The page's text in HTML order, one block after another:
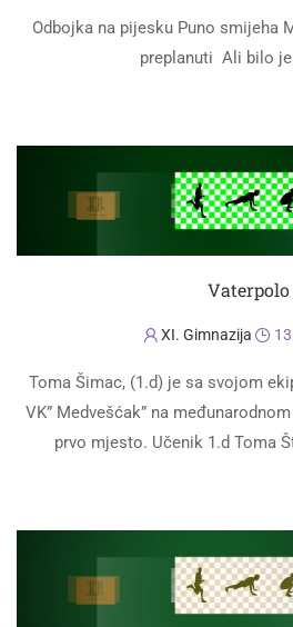
Odbojka na pijesku Puno smijeha
preplanuti Ali bilo
Vaterpolo
XI. Gimnazija
Toma Šimac, (1.d) je sa svojom
VK” Medvešćak” na
prvo mjesto. Učenik 1.d Toma